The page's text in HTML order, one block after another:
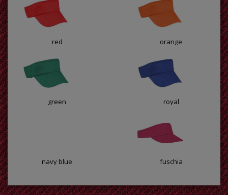
red orange
green royal
navy blue fuschia